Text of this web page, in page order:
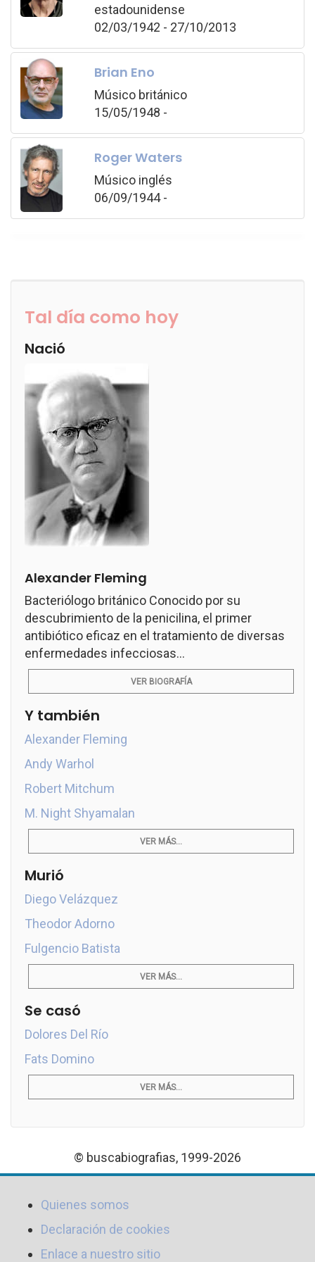
estadounidense
02/03/1942 - 27/10/2013
Brian Eno
Músico británico
15/05/1948 -
Roger Waters
Músico inglés
06/09/1944 -
Tal día como hoy
Nació
Alexander Fleming
Bacteriólogo británico Conocido por su
descubrimiento de la penicilina, el primer
antibiótico eficaz en el tratamiento de diversas
enfermedades infecciosas...
VER BIOGRAFÍA
Y también
Alexander Fleming
Andy Warhol
Robert Mitchum
M. Night Shyamalan
VER MÁS...
Murió
Diego Velázquez
Theodor Adorno
Fulgencio Batista
VER MÁS...
Se casó
Dolores Del Río
Fats Domino
VER MÁS...
© buscabiografias, 1999-2026
Quienes somos
Declaración de cookies
Enlace a nuestro sitio